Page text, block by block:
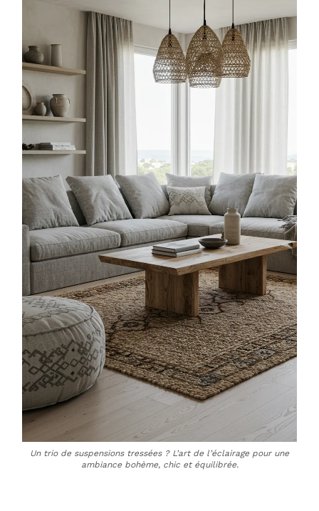
Un trio de suspensions tressées ? L’art de l’éclairage pour une
ambiance bohème, chic et équilibrée.